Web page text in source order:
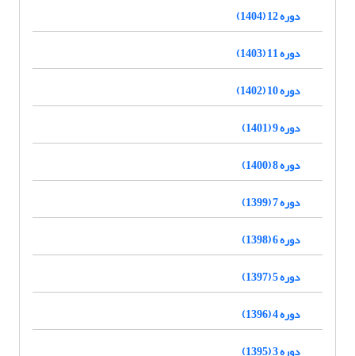
دوره 12 (1404)
دوره 11 (1403)
دوره 10 (1402)
دوره 9 (1401)
دوره 8 (1400)
دوره 7 (1399)
دوره 6 (1398)
دوره 5 (1397)
دوره 4 (1396)
دوره 3 (1395)